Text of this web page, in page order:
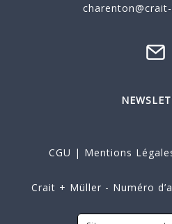
CGU | Mentions
Crait + Müller - Numéro